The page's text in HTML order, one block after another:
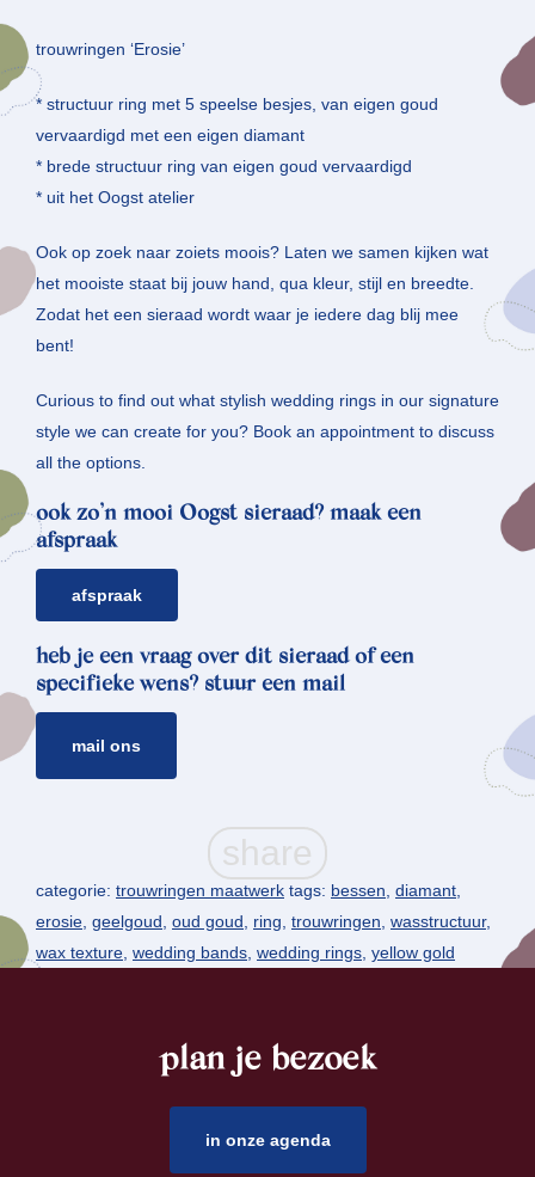
trouwringen ‘Erosie’
* structuur ring met 5 speelse besjes, van eigen goud
vervaardigd met een eigen diamant
* brede structuur ring van eigen goud vervaardigd
* uit het Oogst atelier
Ook op zoek naar zoiets moois? Laten we samen kijken wat
het mooiste staat bij jouw hand, qua kleur, stijl en breedte.
Zodat het een sieraad wordt waar je iedere dag blij mee
bent!
Curious to find out what stylish wedding rings in our signature
style we can create for you? Book an appointment to discuss
all the options.
ook zo’n mooi Oogst sieraad? maak een
afspraak
afspraak
heb je een vraag over dit sieraad of een
specifieke wens? stuur een mail
mail ons
categorie: trouwringen maatwerk tags: bessen diamant
erosie geelgoud oud goud ring trouwringen wasstructuur,
wax texture wedding bands wedding rings yellow gold
plan je bezoek
in onze agenda